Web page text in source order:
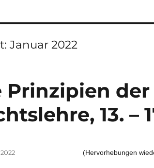
Januar 2022
Prinzipien
13. –
(Hervorhebungen